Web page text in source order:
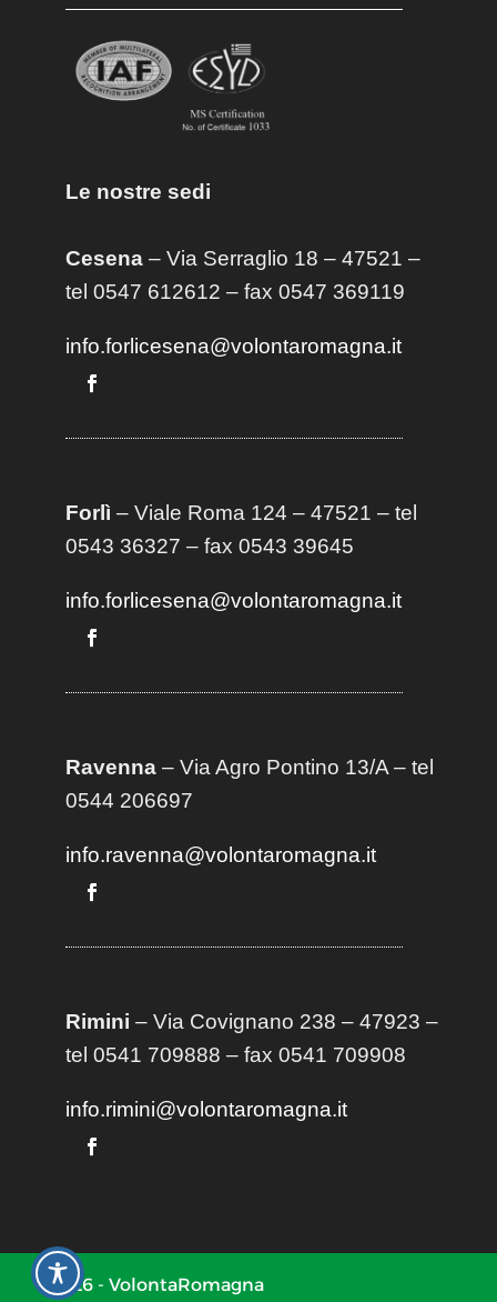
Le nostre sedi
Cesena– Via Serraglio 18 – 47521 –
tel 0547 612612 – fax 0547 369119
info.forlicesena@volontaromagna.it
Forlì – Viale Roma 124 – 47521 – tel
0543 36327 – fax 0543 39645
info.forlicesena@volontaromagna.it
Ravenna– Via Agro Pontino 13/A– tel
0544 206697
info.ravenna@volontaromagna.it
Rimini – Via Covignano 238 – 47923 –
tel 0541 709888 – fax 0541 709908
info.rimini@volontaromagna.it
2026 - VolontaRomagna